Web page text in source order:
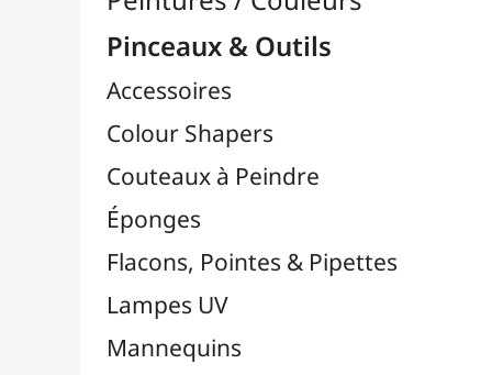
Pinceaux

Lots & Sets de Pinceaux
Pinceaux Par Marques
Pinceaux Bob Ross
Pinceaux Da Vinci
Pinceaux FM Brush
Pinceaux Liquitex
Pinceaux LUKAS
Pinceaux MILAN
Pinceaux NID'ART
Pinceaux O'Color
Pinceaux Pébéo